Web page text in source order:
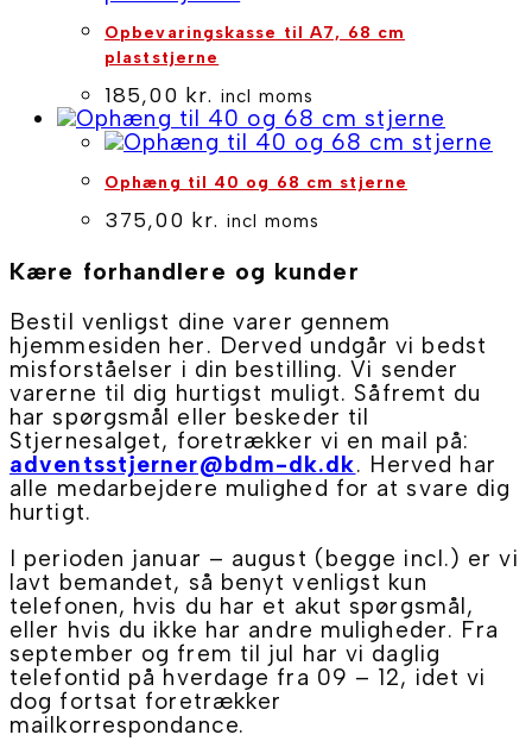
Opbevaringskasse til A7, 68 cm
plaststjerne
185,00 kr. incl moms
Ophæng til 40 og 68 cm stjerne
375,00 kr. incl moms
Kære forhandlere og kunder
Bestil venligst dine varer gennem
hjemmesiden her. Derved undgår vi bedst
misforståelser i din bestilling. Vi sender
varerne til dig hurtigst muligt. Såfremt du
har spørgsmål eller beskeder til
Stjernesalget, foretrækker vi en mail på:
adventsstjerner@bdm-dk.dk. Herved har
alle medarbejdere mulighed for at svare dig
hurtigt.
I perioden januar – august (begge incl.) er vi
lavt bemandet, så benyt venligst kun
telefonen, hvis du har et akut spørgsmål,
eller hvis du ikke har andre muligheder. Fra
september og frem til jul har vi daglig
telefontid på hverdage fra 09 – 12, idet vi
dog fortsat foretrækker
mailkorrespondance.